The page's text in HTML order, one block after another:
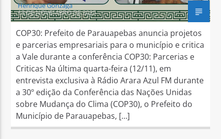
Henrique Gonzaga
13 DE NOVEMBRO DE 2025
COP30: Prefeito de Parauapebas anuncia projetos
e parcerias empresariais para o município e critica
a Vale durante a conferência COP30: Parcerias e
Criticas Na última quarta-feira (12/11), em
entrevista exclusiva à Rádio Arara Azul FM durante
a 30º edição da Conferência das Nações Unidas
sobre Mudança do Clima (COP30), o Prefeito do
Município de Parauapebas, […]